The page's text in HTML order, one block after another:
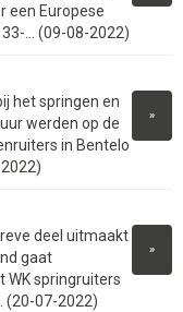
een Europese
... (09-08-2022)
»
het springen en
werden op de
in Bentelo
»
deel uitmaakt
gaat
WK springruiters
(20-07-2022)